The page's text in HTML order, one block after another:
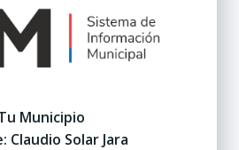
Municipio
Claudio Solar Jara